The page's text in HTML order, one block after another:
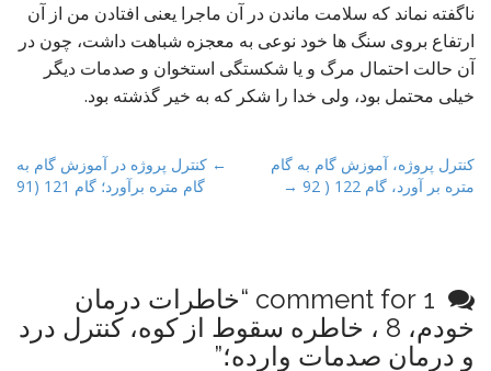
ناگفته نماند که سلامت ماندن در آن ماجرا یعنی افتادن من از آن
ارتفاع بروی سنگ ها خود نوعی به معجزه شباهت داشت، چون در
آن حالت احتمال مرگ و یا شکستگی استخوان و صدمات دیگر
خیلی محتمل بود، ولی خدا را شکر که به خیر گذشته بود.
P
o
a
v
← کنترل پروژه در آموزش گام به
گام متره برآورد؛ گام 121 (91
کنترل پروژه، آموزش گام به گام
متره بر آورد، گام 122 ( 92 →
خاطرات درمان
خودم، 8 ، خاطره سقوط از کوه، کنترل درد
و درمان صدمات وارده؛”